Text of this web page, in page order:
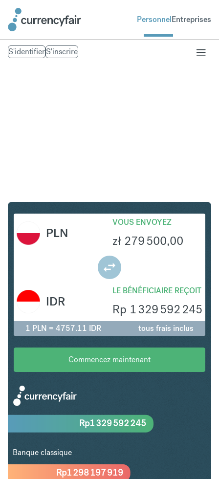
PersonnelEntreprises
S'identifierS'inscrire
PLN
VOUS ENVOYEZ
zł 279 500,00
LE BÉNÉFICIAIRE REÇOIT
Rp 1 329 592 245
IDR
1 PLN = 4757.11 IDR tous frais inclus
Commencez maintenant
Rp1 298 197 919
Rp1 329 592 245
Banque classique